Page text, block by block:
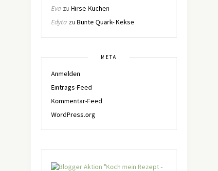
Eva zu Hirse-Kuchen
Edyta zu Bunte Quark- Kekse
META
Anmelden
Eintrags-Feed
Kommentar-Feed
WordPress.org